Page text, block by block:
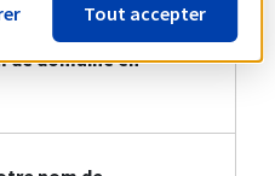
de domaine en
Tout accepter